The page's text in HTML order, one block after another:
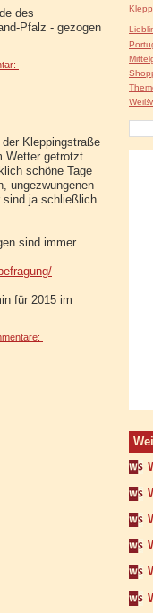
des
Pfalz - gezogen
Kleppingstraße
Wetter getrotzt
schöne Tage
ungezwungenen
sind ja schließlich
sind immer
für 2015 im